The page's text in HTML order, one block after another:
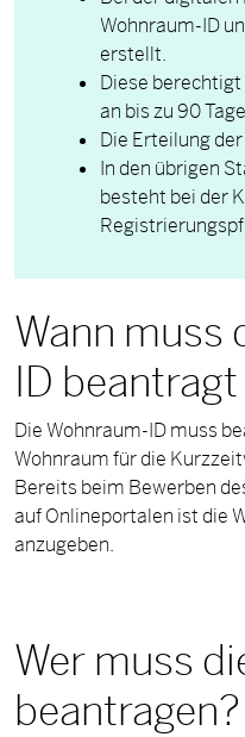
Wohnraum-ID
erstellt.
Diese
an bis zu 90
Die Erteilung
In den übrigen
besteht bei der
Wann muss
ID
Die Wohnraum-ID muss
Wohnraum für die
Bereits beim Bewerben
auf Onlineportalen ist die
anzugeben.
Wer muss
beantragen?